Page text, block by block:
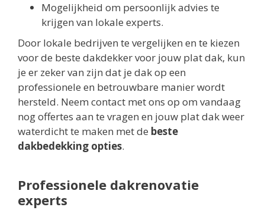
Mogelijkheid om persoonlijk advies te
krijgen van lokale experts.
Door lokale bedrijven te vergelijken en te kiezen
voor de beste dakdekker voor jouw plat dak, kun
je er zeker van zijn dat je dak op een
professionele en betrouwbare manier wordt
hersteld. Neem contact met ons op om vandaag
nog offertes aan te vragen en jouw plat dak weer
waterdicht te maken met de beste
dakbedekking opties.
Professionele dakrenovatie
experts